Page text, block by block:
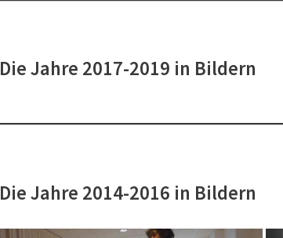
Die Jahre 2017-2019 in Bildern
Die Jahre 2014-2016 in Bildern